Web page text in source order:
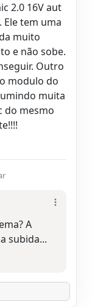
2.0 16V aut
Ele tem uma
muito
e não sobe.
Outro
modulo do
muita
do mesmo
A
subida...